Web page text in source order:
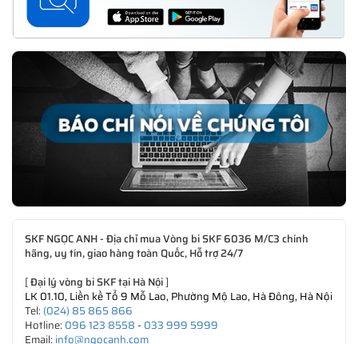
SKF NGỌC ANH - Địa chỉ mua Vòng bi SKF 6036 M/C3 chính
hãng, uy tín, giao hàng toàn Quốc, Hỗ trợ 24/7
[Đại lý vòng bi SKF tại Hà Nội]
LK 01.10, Liền kề Tổ 9 Mỗ Lao, Phường Mộ Lao, Hà Đông, Hà Nội
Tel: (024) 85 865 866
Hotline: 096 123 8558- 033 999 5999
Email: info@ngocanh.com